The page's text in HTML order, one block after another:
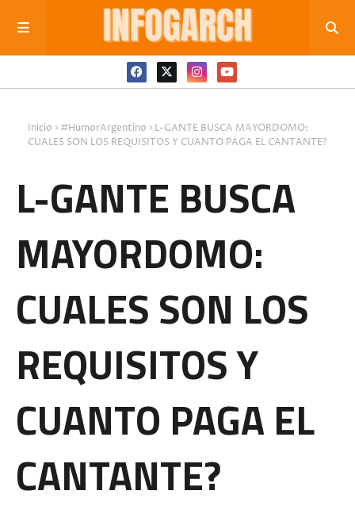
Inicio #HumorArgentino
L-GANTE BUSCA MAYORDOMO:
CUALES SON LOS REQUISITOS Y CUANTO PAGA EL CANTANTE?
L-GANTE BUSCA
MAYORDOMO:
CUALES SON LOS
REQUISITOS Y
CUANTO PAGA EL
CANTANTE?